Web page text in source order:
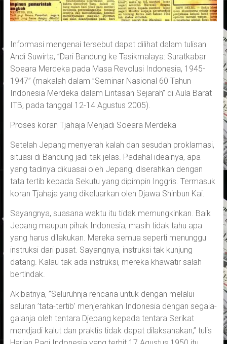
Informasi mengenai tersebut dapat dilihat dalam tulisan
Andi Suwirta, ”Dari Bandung ke Tasikmalaya: Suratkabar
Soeara Merdeka pada Masa Revolusi Indonesia, 1945-
1947” (makalah dalam ”Seminar Nasional 60 Tahun
Indonesia Merdeka dalam Lintasan Sejarah” di Aula Barat
ITB, pada tanggal 12-14 Agustus 2005).
Proses koran Tjahaja Menjadi Soeara Merdeka
Setelah Jepang menyerah kalah dan sesudah proklamasi,
situasi di Bandung jadi tak jelas. Padahal idealnya, apa
yang tadinya dikuasai oleh Jepang, diserahkan dengan
tata tertib kepada Sekutu yang dipimpin Inggris. Termasuk
koran Tjahaja yang dikeluarkan oleh Djawa Shinbun Kai.
Sayangnya, suasana waktu itu tidak memungkinkan. Baik
Jepang maupun pihak Indonesia, masih tidak tahu apa
yang harus dilakukan. Mereka semua seperti menunggu
instruksi dari pusat. Sayangnya, instruksi tak kunjung
datang. Kalau tak ada instruksi, mereka khawatir salah
bertindak.
Akibatnya, ”Seluruhnja rencana untuk dengan melalui
saluran ’tata-tertib’ menjerahkan Indonesia dengan segala-
galanja oleh tentara Djepang kepada tentara Serikat
mendjadi kalut dan praktis tidak dapat dilaksanakan,” tulis